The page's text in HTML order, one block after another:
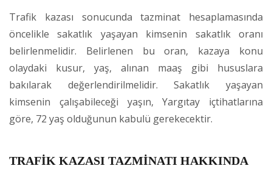
Trafik kazası sonucunda tazminat hesaplamasında
öncelikle sakatlık yaşayan kimsenin sakatlık oranı
belirlenmelidir. Belirlenen bu oran, kazaya konu
olaydaki kusur, yaş, alınan maaş gibi hususlara
bakılarak değerlendirilmelidir. Sakatlık yaşayan
kimsenin çalışabileceği yaşın, Yargıtay içtihatlarına
göre, 72 yaş olduğunun kabulü gerekecektir.
TRAFİK KAZASI TAZMİNATI HAKKINDA